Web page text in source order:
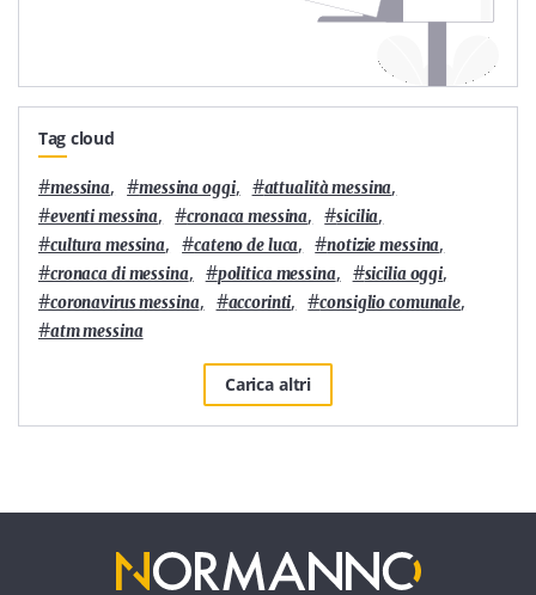
Tag cloud
#messina, #messina oggi, #attualità messina,
#eventi messina, #cronaca messina, #sicilia,
#cultura messina, #cateno de luca, #notizie messina,
#cronaca di messina, #politica messina, #sicilia oggi,
#coronavirus messina, #accorinti, #consiglio comunale,
#atm messina
Carica altri